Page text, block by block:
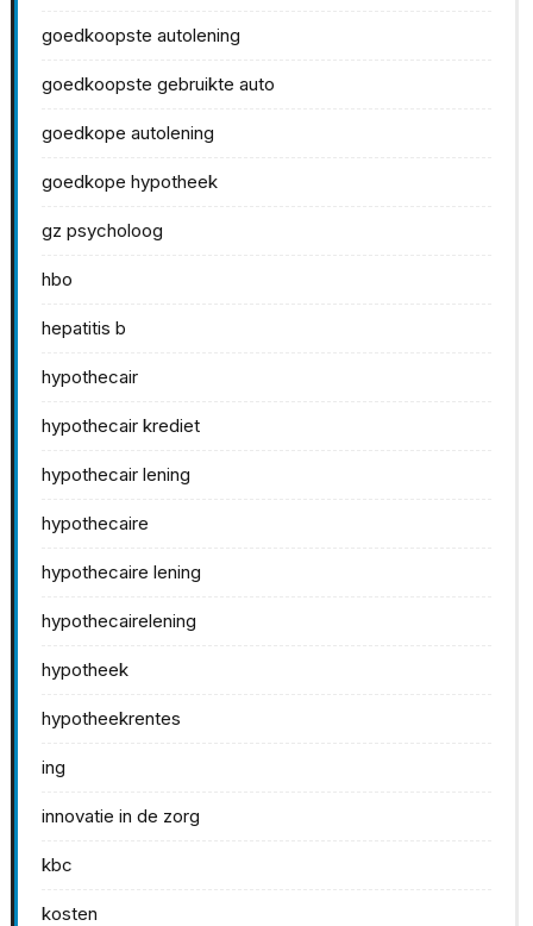
goedkoopste autolening
goedkoopste gebruikte auto
goedkope autolening
goedkope hypotheek
gz psycholoog
hbo
hepatitis b
hypothecair
hypothecair krediet
hypothecair lening
hypothecaire
hypothecaire lening
hypothecairelening
hypotheek
hypotheekrentes
ing
innovatie in de zorg
kbc
kosten